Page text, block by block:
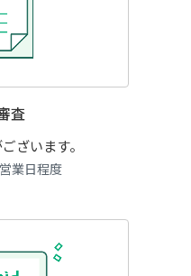
査
ざいます。
業日程度